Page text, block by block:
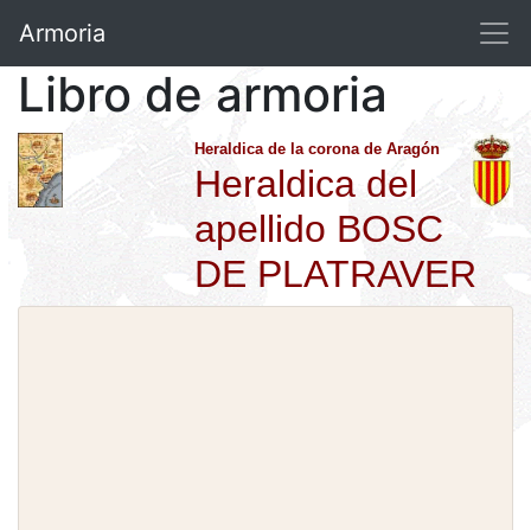
Armoria
Libro de armoria
Heraldica de la corona de Aragón
Heraldica del
apellido BOSC
DE PLATRAVER